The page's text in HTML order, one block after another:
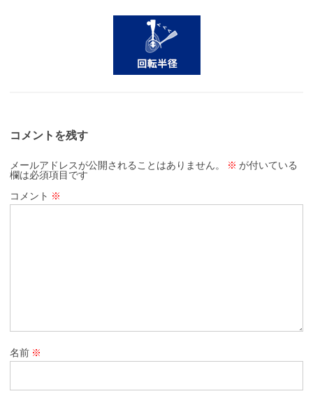
コメントを残す
メールアドレスが公開されることはありません。 ※ が付いている
欄は必須項目です
コメント ※
名前 ※